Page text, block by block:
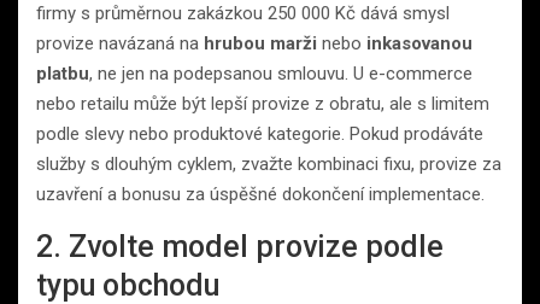
firmy s průměrnou zakázkou 250 000 Kč dává smysl
provize navázaná na hrubou marži nebo inkasovanou
platbu, ne jen na podepsanou smlouvu. U e-commerce
nebo retailu může být lepší provize z obratu, ale s limitem
podle slevy nebo produktové kategorie. Pokud prodáváte
služby s dlouhým cyklem, zvažte kombinaci fixu, provize za
uzavření a bonusu za úspěšné dokončení implementace.
2. Zvolte model provize podle
typu obchodu